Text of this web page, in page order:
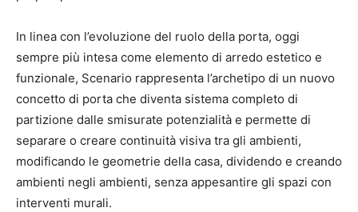
In linea con l’evoluzione del ruolo della porta, oggi
sempre più intesa come elemento di arredo estetico e
funzionale, Scenario rappresenta l’archetipo di un nuovo
concetto di porta che diventa sistema completo di
partizione dalle smisurate potenzialità e permette di
separare o creare continuità visiva tra gli ambienti,
modificando le geometrie della casa, dividendo e creando
ambienti negli ambienti, senza appesantire gli spazi con
interventi murali.